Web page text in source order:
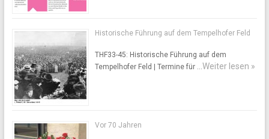
Historische Führung auf dem Tempelhofer Feld
THF33-45: Historische Führung auf dem
Tempelhofer Feld | Termine für …Weiter lesen »
Vor 70 Jahren